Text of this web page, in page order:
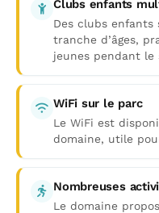
Clubs enfants
Des clubs enfants
tranche d’âges,
jeunes pendant le
WiFi sur le parc
Le WiFi est
domaine, utile
Nombreuses
Le domaine